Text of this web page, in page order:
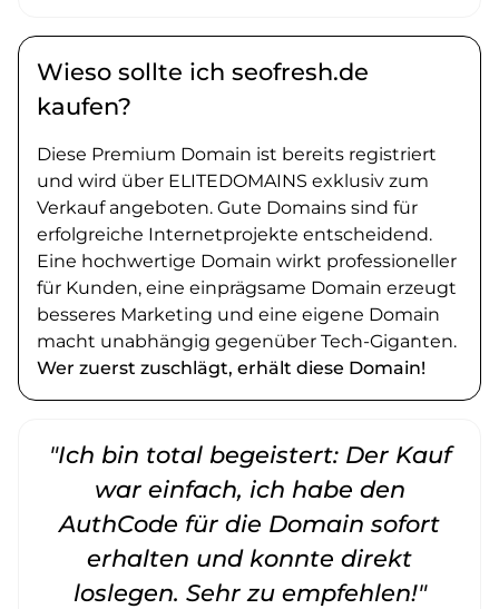
Wieso sollte ich seofresh.de
kaufen?
Diese Premium Domain ist bereits registriert
und wird über ELITEDOMAINS exklusiv zum
Verkauf angeboten. Gute Domains sind für
erfolgreiche Internetprojekte entscheidend.
Eine hochwertige Domain wirkt professioneller
für Kunden, eine einprägsame Domain erzeugt
besseres Marketing und eine eigene Domain
macht unabhängig gegenüber Tech-Giganten.
Wer zuerst zuschlägt, erhält diese Domain!
"Ich bin total begeistert: Der Kauf
war einfach, ich habe den
AuthCode für die Domain sofort
erhalten und konnte direkt
loslegen. Sehr zu empfehlen!"